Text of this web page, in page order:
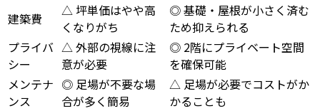
建築費
△ 坪単価はやや高
くなりがち
◎ 基礎・屋根が小さく済む
ため抑えられる
プライバ
シー
△ 外部の視線に注
意が必要
◎ 2階にプライベート空間
を確保可能
メンテナ
ンス
◎ 足場が不要な場
合が多く簡易
△ 足場が必要でコストがか
かることも